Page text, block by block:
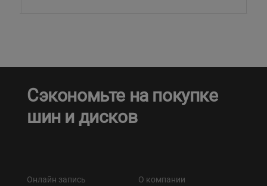
Сэкономьте на покупке
шин и дисков
Онлайн запись
О компании